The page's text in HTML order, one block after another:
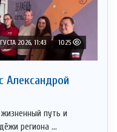
2026, 11:43 1025
Александрой
путь и
региона ...